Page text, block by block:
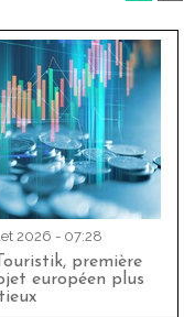
2026 - 07:28
première
européen plus